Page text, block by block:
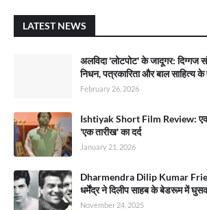
LATEST NEWS
अलविदा 'लोटपोट' के जादूगर: दिग्गज
निधन, पत्रकारिता और बाल साहित्य
February 26, 2026
Ishtiyak Short Film Review: एक
'एक तारीख' का दर्द
January 21, 2026
Dharmendra Dilip Kumar
धर्मेंद्र ने दिलीप साहब के बेडरूम में
November 24, 2025